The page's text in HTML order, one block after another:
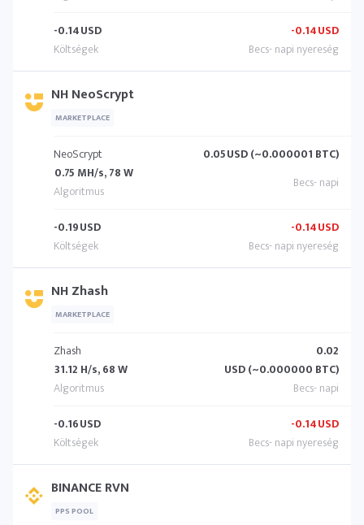
-0.14USD -0.14USD
NH NeoScrypt
MARKETPLACE
NeoScrypt
0.75 MH/s, 78 W
0.05USD (~0.000001 BTC)
-0.19USD -0.14USD
NH Zhash
MARKETPLACE
Zhash
31.12 H/s, 68 W
0.02
USD (~0.000000 BTC)
-0.16USD -0.14USD
BINANCE RVN
PPS POOL